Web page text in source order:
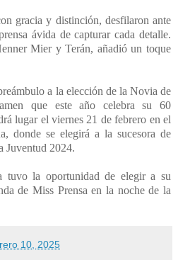
gracia y distinción, desfilaron ante
ávida de capturar cada detalle.
Mier y Terán, añadió un toque
a la elección de la Novia de
que este año celebra su 60
lugar el viernes 21 de febrero en el
donde se elegirá a la sucesora de
Juventud 2024.
tuvo la oportunidad de elegir a su
de Miss Prensa en la noche de la
10, 2025